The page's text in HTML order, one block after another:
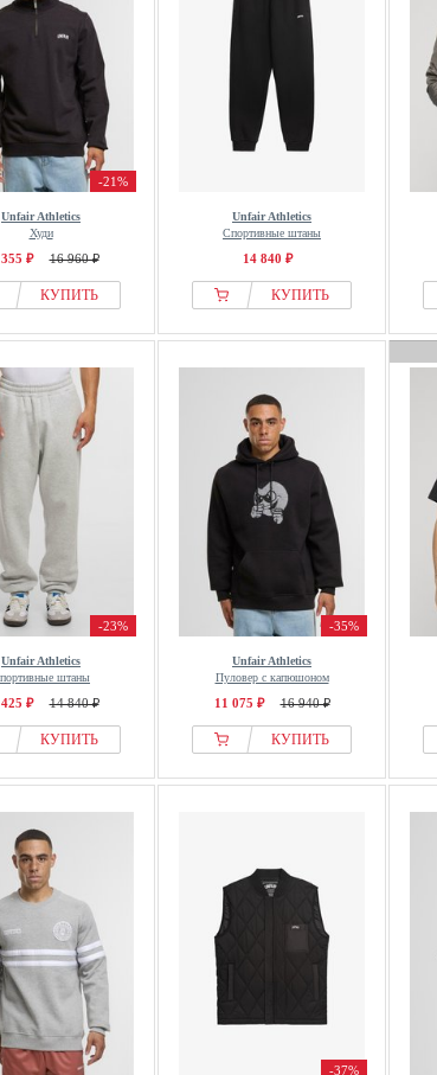
-21%
Unfair Athletics
Худи
₽ 16 960 ₽
КУПИТЬ
Unfair Athletics
Спортивные штаны
14 840 ₽
КУПИТЬ
-23%
Unfair Athletics
штаны
₽ 14 840 ₽
КУПИТЬ
-35%
Unfair Athletics
Пуловер с капюшоном
11 075 ₽ 16 940 ₽
КУПИТЬ
-37%